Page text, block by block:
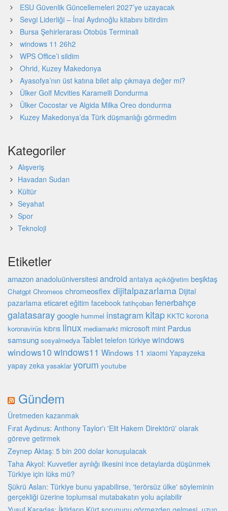
ESU Güvenlik Güncellemeleri 2027’ye uzayacak
Sevgi Liderliği – İnal Aydınoğlu kitabını bitirdim
Bursa Şehirlerarası Otobüs Terminali
windows 11 26h2
WPS Office’i sildim
Ohrid, Kuzey Makedonya
Ayasofya’nın üst katına bilet alıp çıkmaya değer mi?
Ülker Golf Mcvities Karamelli Dondurma
Ülker Cocostar ve Algida Milka Oreo dondurma
Kuzey Makedonya’da Türk düşmanlığı görmedim
Kategoriler
Alışveriş
Havadan Sudan
Kültür
Seyahat
Spor
Teknoloji
Etiketler
amazon anadoluüniversitesi android antalya açıköğretim beşiktaş
Chatgpt Chromeos chromeosflex dijitalpazarlama Dijital
pazarlama eticaret eğitim facebook fatihçoban fenerbahçe
galatasaraygoogle hummel instagram kitap KKTC korona
koronavirüs kıbrıs linux mediamarkt microsoft mint Pardus
samsung sosyalmedya Tablet telefon türkiyewindows
windows10 windows11 Windows 11 xiaomi Yapayzeka
yapay zeka yasaklar yorum youtube
Gündem
Üretmeden kazanmak
Fırat Aydınus: Anthony Taylor'ı 'Elit Hakem Direktörü' olarak
göreve getirmek
Zeynep Aktaş: 5 bin 200 dolar konuşulacak
Taha Akyol: Kuvvetler ayrılığı ilkesini ince detaylarda düşünmek
Türkiye için lüks mü?
Şükrü Aslan: Türkiye bunu yapabilirse, 'terörsüz ülke' söyleminin
gerçekliği üzerine toplumsal mutabakatın yolu açılabilir